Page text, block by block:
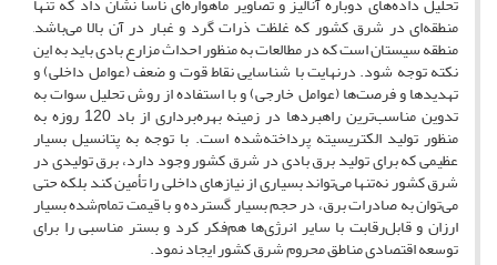
منطقه‌ای در شرق کشور که غلظت ذرات گرد و غبار در آن بالا می‌باشد,
منطقه سیستان است که در مطالعات به منظور احداث مزارع بادی باید به این
نکته توجه شود. درنهایت با شناسایی نقاط قوت و ضعف (عوامل داخلی) و
تهدیدها و فرصت‌ها (عوامل خارجی) و با استفاده از روش تحلیل سوات به
تدوین مناسب‌ترین راهبردها در زمینه بهره‌برداری از باد 120 روزه به
منظور تولید الکتریسیته پرداخته‌شده است. با توجه به پتانسیل بسیار
عظیمی که برای تولید برق بادی در شرق کشور وجود دارد، برق تولیدی در
شرق کشور نه‌تنها می‌تواند بسیاری از نیازهای داخلی را تأمین کند بلکه حتی
می‌توان به صادرات برق، در حجم بسیار گسترده و با قیمت تمام‌شده بسیار
ارزان و قابل‌رقابت با سایر انرژی‌ها هم‌فکر کرد و بستر مناسبی را برای
توسعه اقتصادی مناطق محروم شرق کشور ایجاد نمود.